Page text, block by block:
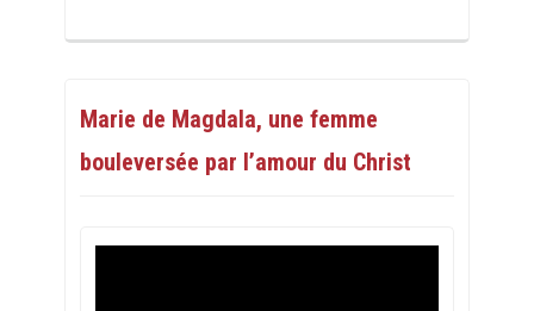
Marie de Magdala, une femme
bouleversée par l’amour du Christ